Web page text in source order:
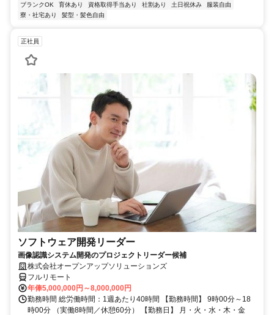
ブランクOK
育休あり 資格取得手当あり 社割あり 土日祝休み
服装自由
寮・社宅あり
髪型・髪色自由
正社員
ソフトウェア開発リーダー
画像認識システム開発のプロジェクトリーダー候補
株式会社オープンアップソリューションズ
フルリモート
年俸5,000,000円～8,000,000円
勤務時間 総労働時間：1週あたり40時間 【勤務時間】 9時00分～18
時00分 （実働8時間／休憩60分） 【勤務日】 月・火・水・木・金